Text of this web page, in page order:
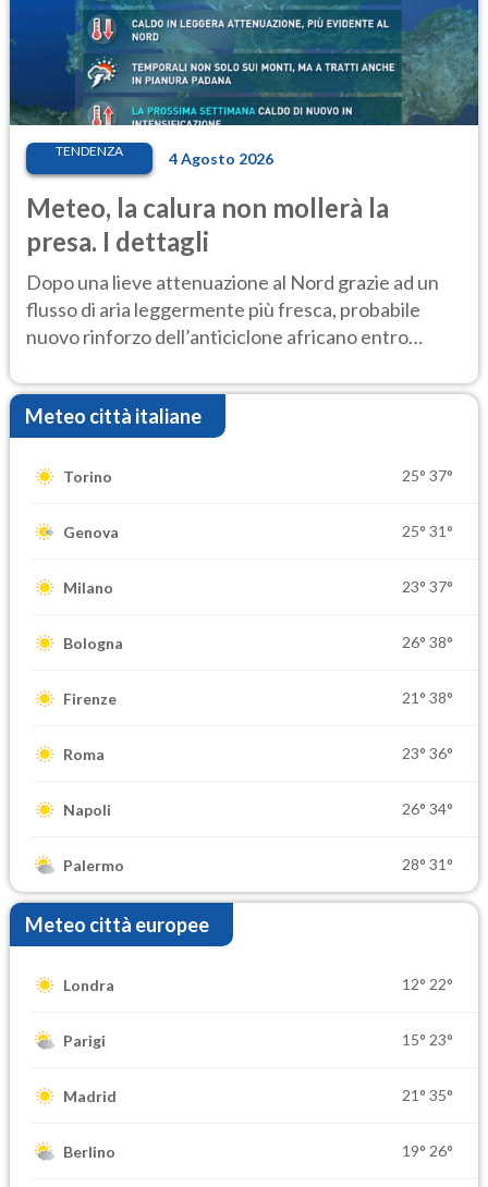
TENDENZA 4 Agosto 2026
Meteo, la calura non mollerà la
presa. I dettagli
Dopo una lieve attenuazione al Nord grazie ad un
flusso di aria leggermente più fresca, probabile
nuovo rinforzo dell’anticiclone africano entro
Meteo città italiane
Torino 25° 37°
Genova 25° 31°
Milano 23° 37°
Bologna 26° 38°
Firenze 21° 38°
Roma 23° 36°
Napoli 26° 34°
Palermo 28° 31°
Meteo città europee
Londra 12° 22°
Parigi 15° 23°
Madrid 21° 35°
Berlino 19° 26°